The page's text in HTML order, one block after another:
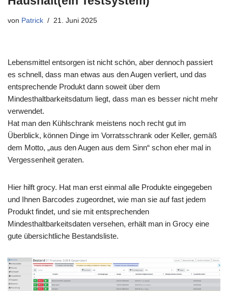
von Patrick 21. Juni 2025
Lebensmittel entsorgen ist nicht schön, aber dennoch passiert
es schnell, dass man etwas aus den Augen verliert, und das
entsprechende Produkt dann soweit über dem
Mindesthaltbarkeitsdatum liegt, dass man es besser nicht mehr
verwendet.
Hat man den Kühlschrank meistens noch recht gut im
Überblick, können Dinge im Vorratsschrank oder Keller, gemäß
dem Motto, „aus den Augen aus dem Sinn“ schon eher mal in
Vergessenheit geraten.
Hier hilft grocy. Hat man erst einmal alle Produkte eingegeben
und Ihnen Barcodes zugeordnet, wie man sie auf fast jedem
Produkt findet, und sie mit entsprechenden
Mindesthaltbarkeitsdaten versehen, erhält man in Grocy eine
gute übersichtliche Bestandsliste.